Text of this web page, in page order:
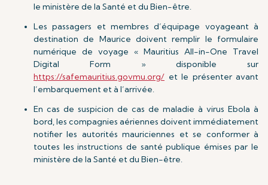
le ministère de la Santé et du Bien-être.
Les passagers et membres d’équipage voyageant à
destination de Maurice doivent remplir le formulaire
numérique de voyage « Mauritius All-in-One Travel
Digital Form » disponible sur
https://safemauritius.govmu.org/ et le présenter avant
l’embarquement et à l’arrivée.
En cas de suspicion de cas de maladie à virus Ebola à
bord, les compagnies aériennes doivent immédiatement
notifier les autorités mauriciennes et se conformer à
toutes les instructions de santé publique émises par le
ministère de la Santé et du Bien-être.